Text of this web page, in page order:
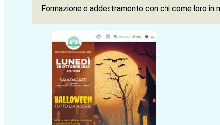
Formazione e addestramento con chi come loro